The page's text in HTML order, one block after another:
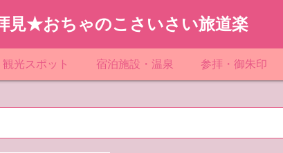
見★おちゃのこさいさい旅道楽
観光スポット 宿泊施設・温泉 参拝・御朱印